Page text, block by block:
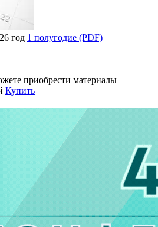
год 1 полугодие (PDF)
приобрести материалы
Купить